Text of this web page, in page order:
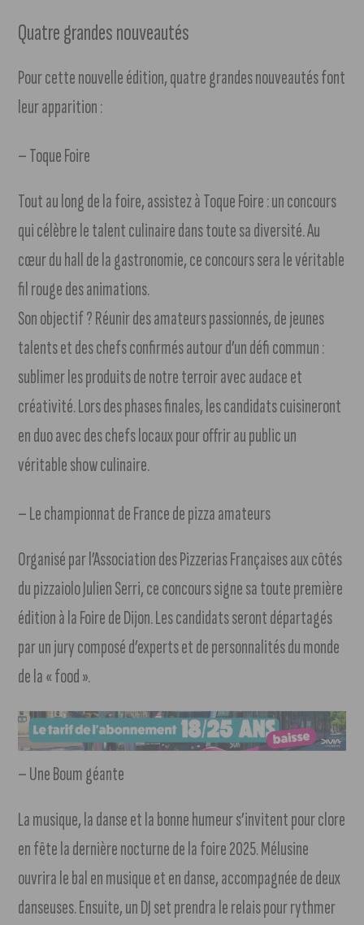
Quatre grandes nouveautés
Pour cette nouvelle édition, quatre grandes nouveautés font
leur apparition :
– Toque Foire
Tout au long de la foire, assistez à Toque Foire : un concours
qui célèbre le talent culinaire dans toute sa diversité. Au
cœur du hall de la gastronomie, ce concours sera le véritable
fil rouge des animations.
Son objectif ? Réunir des amateurs passionnés, de jeunes
talents et des chefs confirmés autour d’un défi commun :
sublimer les produits de notre terroir avec audace et
créativité. Lors des phases finales, les candidats cuisineront
en duo avec des chefs locaux pour offrir au public un
véritable show culinaire.
– Le championnat de France de pizza amateurs
Organisé par l’Association des Pizzerias Françaises aux côtés
du pizzaiolo Julien Serri, ce concours signe sa toute première
édition à la Foire de Dijon. Les candidats seront départagés
par un jury composé d’experts et de personnalités du monde
de la « food ».
– Une Boum géante
La musique, la danse et la bonne humeur s’invitent pour clore
en fête la dernière nocturne de la foire 2025. Mélusine
ouvrira le bal en musique et en danse, accompagnée de deux
danseuses. Ensuite, un DJ set prendra le relais pour rythmer